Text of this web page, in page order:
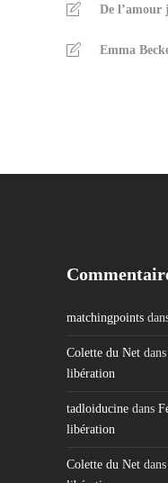
De l’amour
Emma
matchingpoints
Colette du Net dans
libération
tadloiducine dans
libération
Colette du Net dans